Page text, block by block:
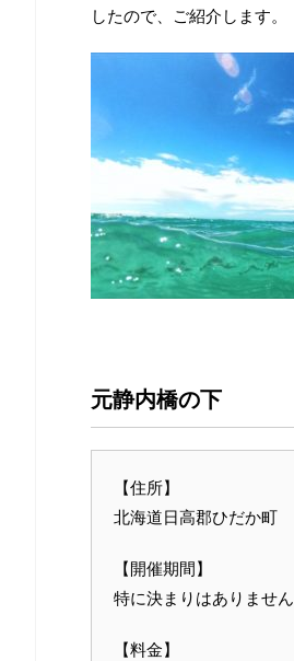
したので、ご紹介します。
元静内橋の下
【住所】
北海道日高郡ひだか町
【開催期間】
特に決まりはありません
【料金】